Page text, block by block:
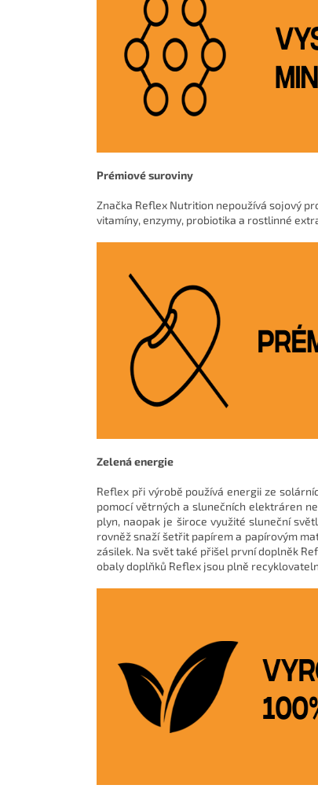
Prémiové suroviny
Značka Reflex Nutrition nepoužívá sojový
vitamíny, enzymy, probiotika a rostlinné
Zelená energie
Reflex při výrobě používá energii ze
pomocí větrných a slunečních elektráren
plyn, naopak je široce využité sluneční
rovněž snaží šetřit papírem a papírovým
zásilek. Na svět také přišel první doplněk
obaly doplňků Reflex jsou plně